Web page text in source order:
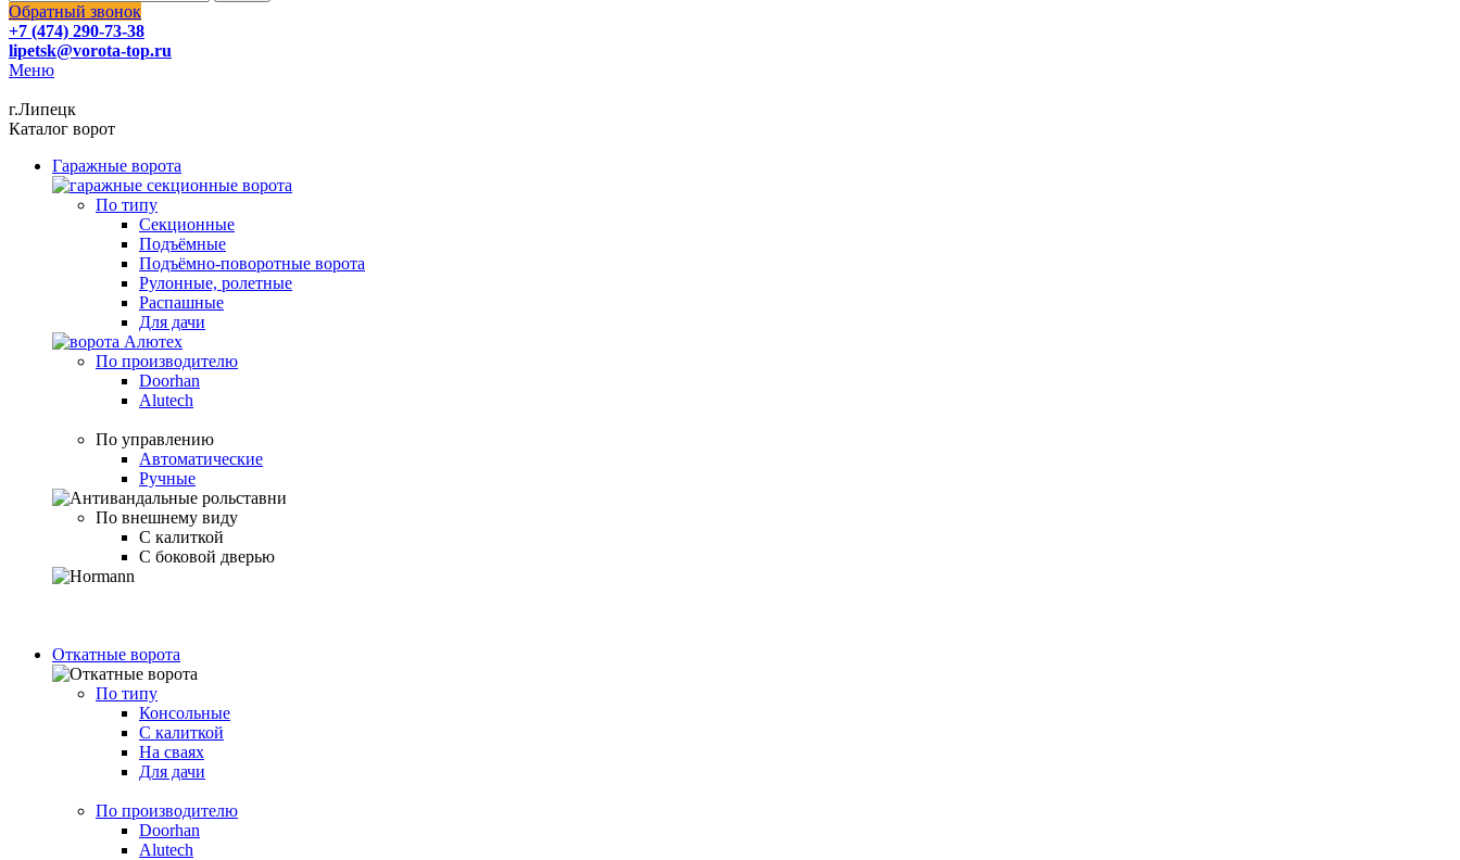
Обратный звонок
+7 (474) 290-73-38
lipetsk@vorota-top.ru
Меню
г.Липецк
Каталог ворот
Гаражные ворота
По типу
Секционные
Подъёмные
Подъёмно-поворотные ворота
Рулонные, ролетные
Распашные
Для дачи
По производителю
Doorhan
Alutech
По управлению
Автоматические
Ручные
По внешнему виду
С калиткой
С боковой дверью
Откатные ворота
По типу
Консольные
С калиткой
На сваях
Для дачи
По производителю
Doorhan
Alutech